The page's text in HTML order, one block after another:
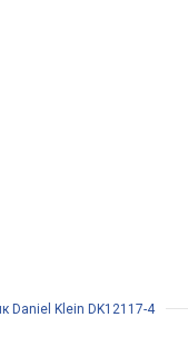
Daniel Klein DK12117-4